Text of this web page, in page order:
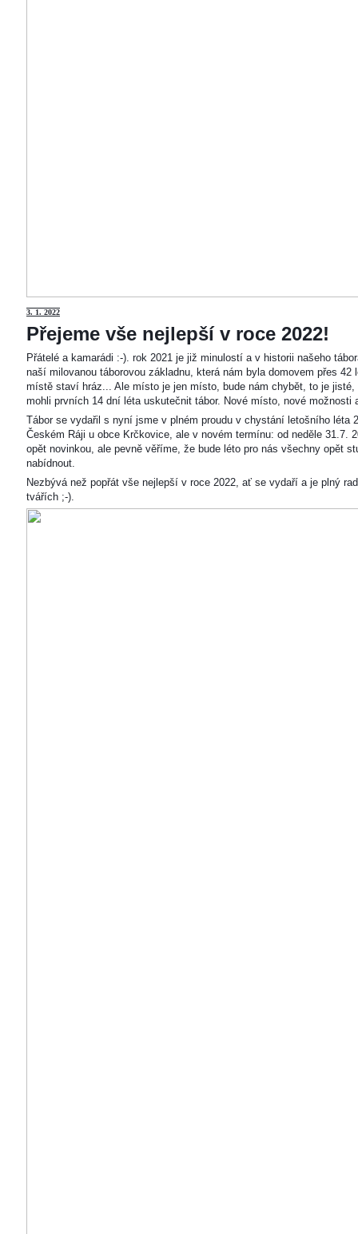
3. 1. 2022
Přejeme vše nejlepší v roce 2022!
Přátelé a kamarádi :-). rok 2021 je již minulostí a v historii našeho
naší milovanou táborovou základnu, která nám byla domovem přes
místě staví hráz... Ale místo je jen místo, bude nám chybět, to je
mohli prvních 14 dní léta uskutečnit tábor. Nové místo, nové
Tábor se vydařil s nyní jsme v plném proudu v chystání letošního léta
Českém Ráji u obce Krčkovice, ale v novém termínu: od neděle 31.7.
opět novinkou, ale pevně věříme, že bude léto pro nás všechny opět
nabídnout.
Nezbývá než popřát vše nejlepší v roce 2022, ať se vydaří a je plný
tvářích ;-).